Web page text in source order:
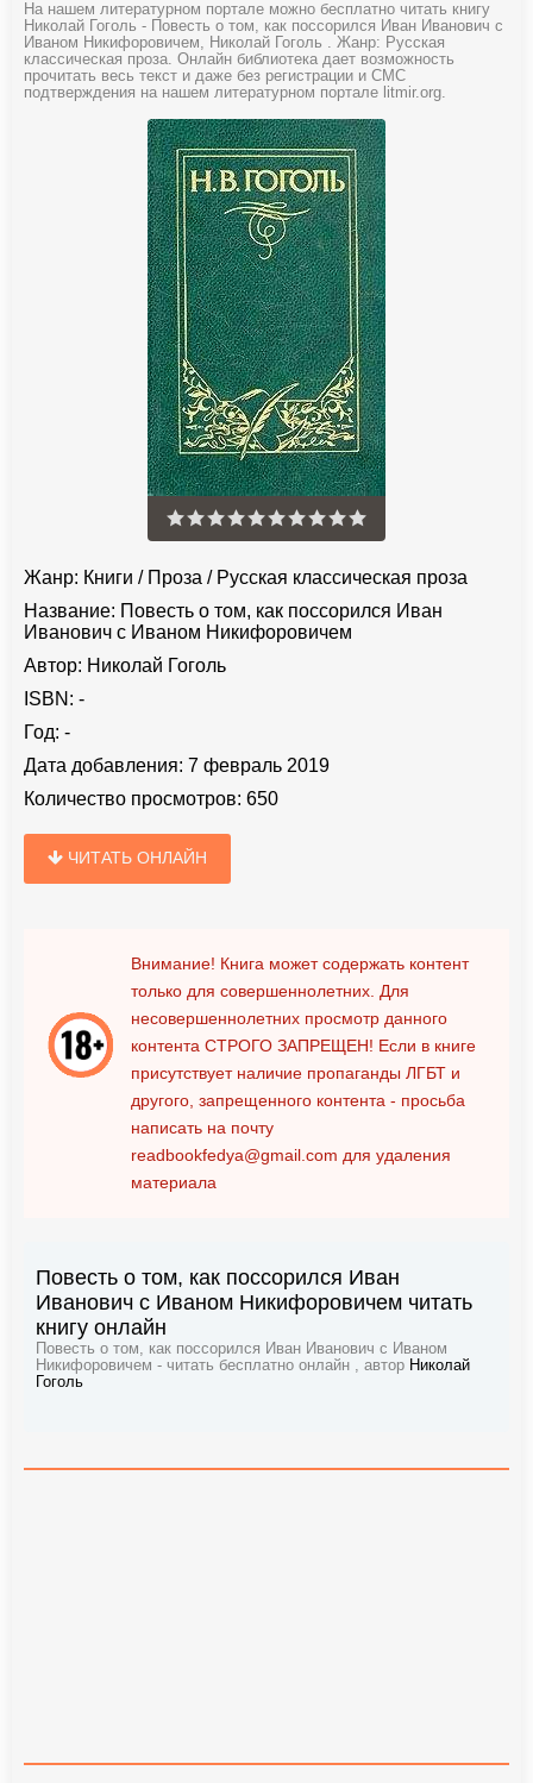
На нашем литературном портале можно бесплатно читать книгу
Николай Гоголь - Повесть о том, как поссорился Иван Иванович с
Иваном Никифоровичем, Николай Гоголь . Жанр: Русская
классическая проза. Онлайн библиотека дает возможность
прочитать весь текст и даже без регистрации и СМС
подтверждения на нашем литературном портале litmir.org.
Жанр: Книги / Проза / Русская классическая проза
Название: Повесть о том, как поссорился Иван
Иванович с Иваном Никифоровичем
Автор: Николай Гоголь
ISBN: -
Год: -
Дата добавления: 7 февраль 2019
Количество просмотров: 650
ЧИТАТЬ ОНЛАЙН
Внимание! Книга может содержать контент
только для совершеннолетних. Для
несовершеннолетних просмотр данного
контента СТРОГО ЗАПРЕЩЕН! Если в книге
присутствует наличие пропаганды ЛГБТ и
другого, запрещенного контента - просьба
написать на почту
readbookfedya@gmail.com для удаления
материала
Повесть о том, как поссорился Иван
Иванович с Иваном Никифоровичем читать
книгу онлайн
Повесть о том, как поссорился Иван Иванович с Иваном
Никифоровичем - читать бесплатно онлайн , автор Николай
Гоголь